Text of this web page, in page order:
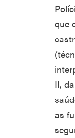
que
II,
as